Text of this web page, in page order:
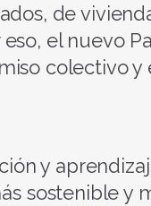
de
el nuevo
colectivo y
y
sostenible y